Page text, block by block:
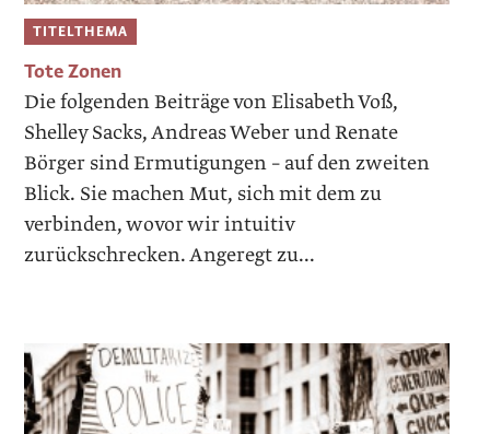
TITELTHEMA
Tote Zonen
Die folgenden Beiträge von Elisabeth Voß,
Shelley Sacks, Andreas Weber und Renate
Börger sind Ermutigungen – auf den zweiten
Blick. Sie machen Mut, sich mit dem zu
verbinden, wovor wir intuitiv
zurückschrecken. Angeregt zu...